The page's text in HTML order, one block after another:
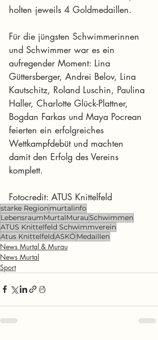
holten jeweils 4 Goldmedaillen.
Für die jüngsten Schwimmerinnen
und Schwimmer war es ein
aufregender Moment: Lina
Güttersberger, Andrei Belov, Lina
Kautschitz, Roland Luschin, Paulina
Haller, Charlotte Glück-Plattner,
Bogdan Farkas und Maya Pocrean
feierten ein erfolgreiches
Wettkampfdebüt und machten
damit den Erfolg des Vereins
komplett.
Fotocredit: ATUS Knittelfeld
starke Regionmurtalinfo
LebensraumMurtalMurauSchwimmen
ATUS Knittelfeld Schwimmverein
Atus KnittelfeldASKÖ Medaillen
News Murtal & Murau
News Murtal
Sport